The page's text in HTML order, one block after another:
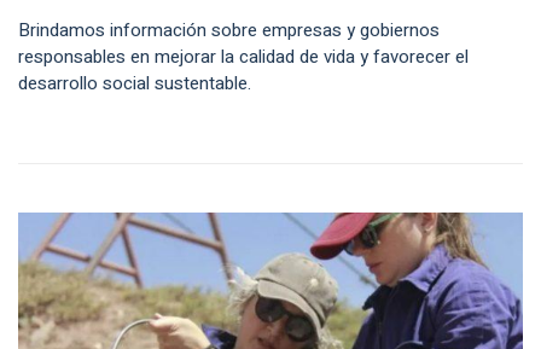
Brindamos información sobre empresas y gobiernos
responsables en mejorar la calidad de vida y favorecer el
desarrollo social sustentable.